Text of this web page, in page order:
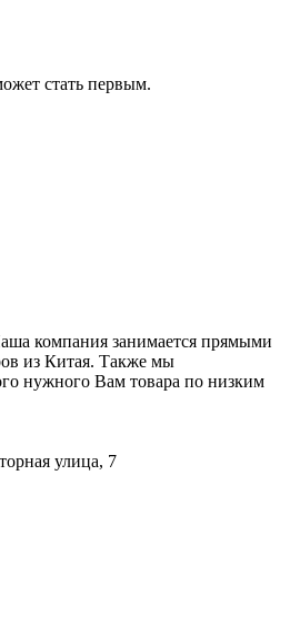
стать первым.
компания занимается прямыми
из Китая. Также мы
нужного Вам товара по низким
улица, 7